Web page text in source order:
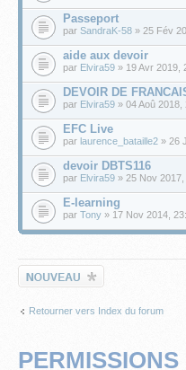
Passeport
par SandraK-58 » 25 Fév
aide aux devoir
par Elvira59 » 19 Avr 2019,
DEVOIR DE
par Elvira59 » 04 Aoû 2018,
EFC Live
par laurence_bataille2 » 26
devoir DBTS116
par Elvira59 » 25 Nov 2017,
E-learning
par Tony » 17 Nov 2014,
Écrire un nouveau
sujet
Retourner vers Index du forum